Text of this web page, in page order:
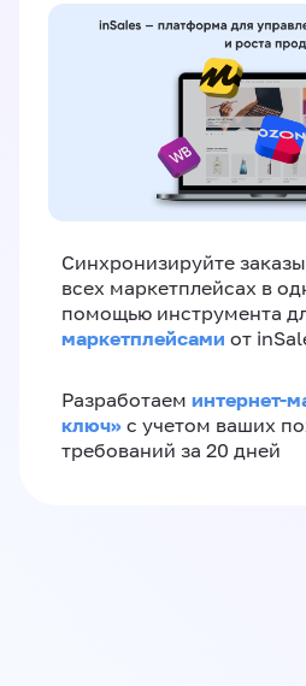
Синхронизируйте
всех маркетплейсах в
помощью инструмента
маркетплейсами от
Разработаем интернет-
ключ»‎ с учетом ваших
требований за 20 дней